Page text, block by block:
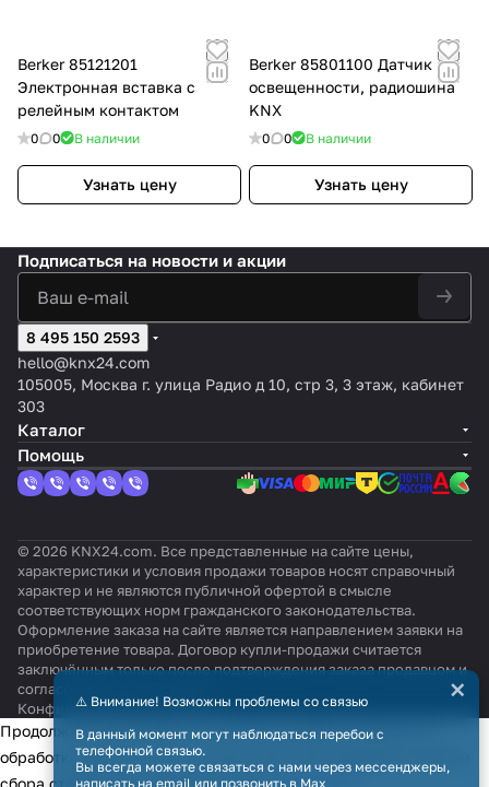
Berker 85121201
Электронная вставка с
релейным контактом
0 0 В наличии
Узнать цену
Berker 85801100 Датчик
освещенности, радиошина
KNX
0 0 В наличии
Узнать цену
Подписаться на новости и акции
8 495 150 2593
hello@knx24.com
105005, Москва г. улица Радио д 10, стр 3, 3 этаж, кабинет
303
Каталог
Помощь
© 2026 KNX24.com. Все представленные на сайте цены,
характеристики и условия продажи товаров носят справочный
характер и не являются публичной офертой в смысле
соответствующих норм гражданского законодательства.
Оформление заказа на сайте является направлением заявки на
приобретение товара. Договор купли-продажи считается
заключённым только после подтверждения заказа продавцом и
согласования всех условий.
КонфиденциальностьОферта
⚠️ Внимание! Возможны проблемы со связью
В данный момент могут наблюдаться перебои с
телефонной связью.
Вы всегда можете связаться с нами через мессенджеры,
написать на email или позвонить в Max
×
Продолжая использовать наш сайт, вы даёте согласие на
обработку файлов cookie в целях функционирования сайта и
сбора статистики в соответствии сполитикой